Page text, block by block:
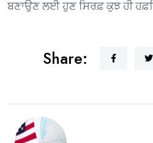
ਬਣਾਉਣ ਲਈ ਹੁਣ ਸਿਰਫ਼ ਕੁਝ ਹੀ
Share: